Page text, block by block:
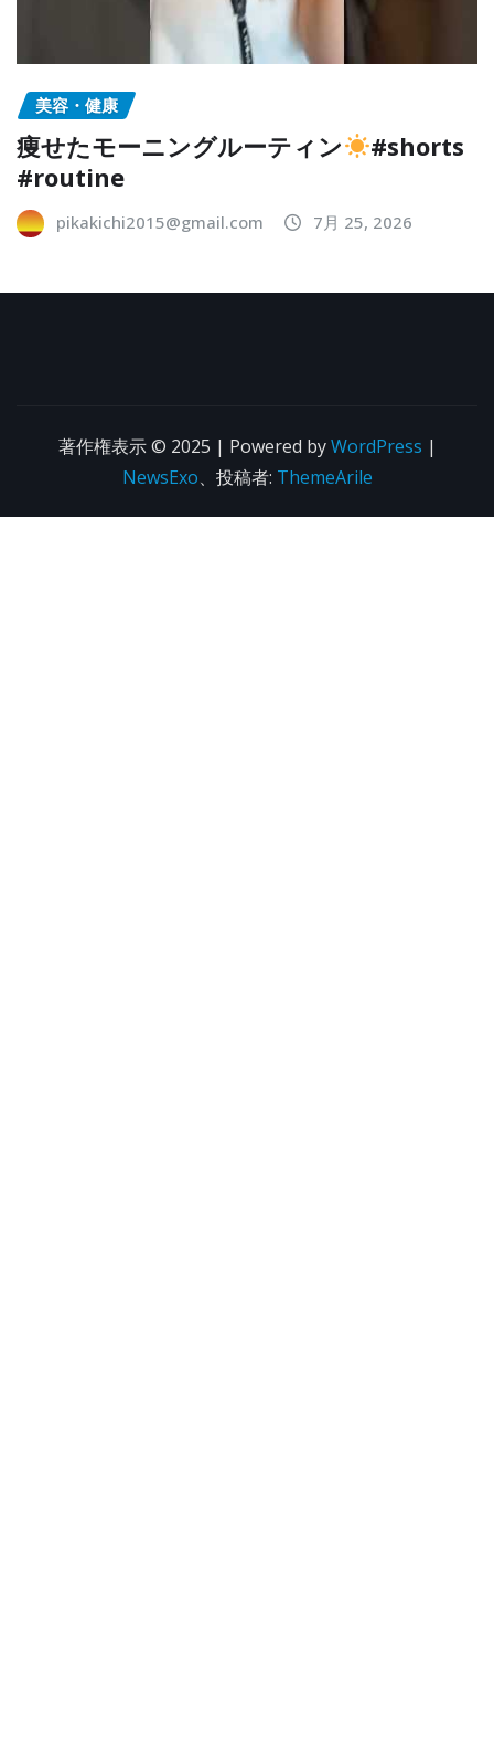
美容・健康
痩せたモーニングルーティン
#shorts
#routine
pikakichi2015@gmail.com 7月 25, 2026
著作権表示 © 2025 | Powered byWordPress |
NewsExo、投稿者: ThemeArile